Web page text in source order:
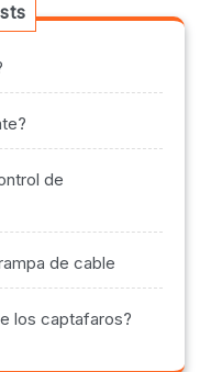
de
de cable
los captafaros?